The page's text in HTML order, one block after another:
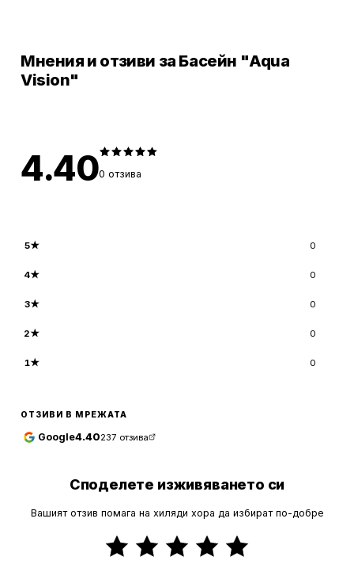
Мнения и отзиви за Басейн "Aqua
Vision"
4.400 отзива
5★ 0
4★ 0
3★ 0
2★ 0
1★ 0
ОТЗИВИ В МРЕЖАТА
Google4.40237 отзива
Споделете изживяването си
Вашият отзив помага на хиляди хора да избират по-добре